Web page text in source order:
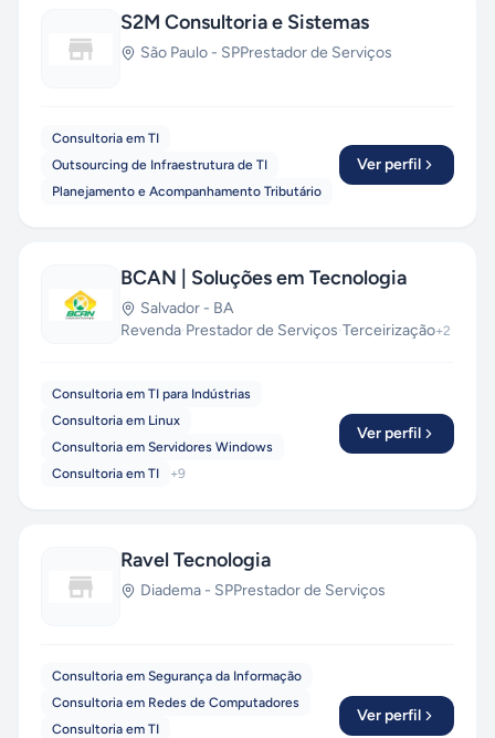
Laravel, Python e Cloud Computing
Brasil, oferecendo orçamentos transparentes,
que precisa modernizar seu ERP, a PragmaSoft
entrega. Fale com a gente e descubra como
acelerar seu próximo projeto com IA aplicada de
S2M Consultoria e Sistemas
São Paulo - SPPrestador de Serviços
Consultoria em TI
Outsourcing de Infraestrutura de TI
Planejamento e Acompanhamento Tributário
Ver perfil
BCAN | Soluções em Tecnologia
Salvador - BA
Revenda·Prestador de Serviços·Terceirização+2
Consultoria em TI para Indústrias
Consultoria em Linux
Consultoria em Servidores Windows
Consultoria em TI
+9
Ver perfil
Ravel Tecnologia
Diadema - SPPrestador de Serviços
Consultoria em Segurança da Informação
Consultoria em Redes de Computadores
Consultoria em TI
Ver perfil